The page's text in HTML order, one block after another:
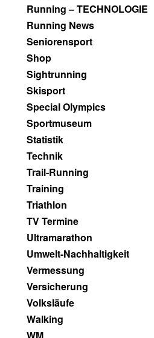
Running – TECHNOLOGIE
Running News
Seniorensport
Shop
Sightrunning
Skisport
Special Olympics
Sportmuseum
Statistik
Technik
Trail-Running
Training
Triathlon
TV Termine
Ultramarathon
Umwelt-Nachhaltigkeit
Vermessung
Versicherung
Volksläufe
Walking
WM